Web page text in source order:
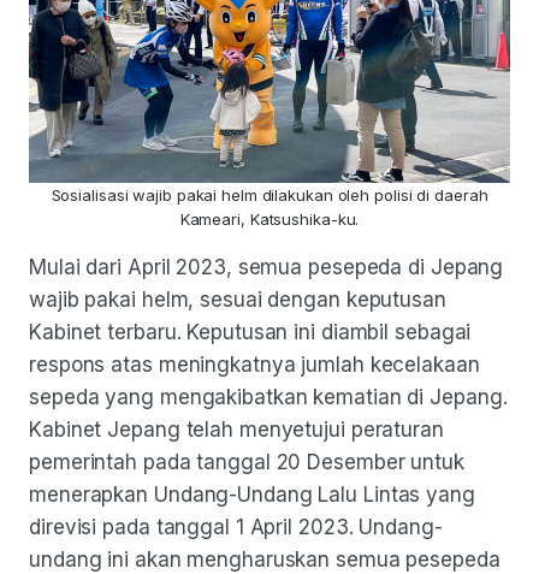
Sosialisasi wajib pakai helm dilakukan oleh polisi di daerah
Kameari, Katsushika-ku.
Mulai dari April 2023, semua pesepeda di Jepang
wajib pakai helm, sesuai dengan keputusan
Kabinet terbaru. Keputusan ini diambil sebagai
respons atas meningkatnya jumlah kecelakaan
sepeda yang mengakibatkan kematian di Jepang.
Kabinet Jepang telah menyetujui peraturan
pemerintah pada tanggal 20 Desember untuk
menerapkan Undang-Undang Lalu Lintas yang
direvisi pada tanggal 1 April 2023. Undang-
undang ini akan mengharuskan semua pesepeda